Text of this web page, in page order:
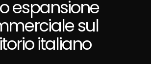
espansione
sul
italiano